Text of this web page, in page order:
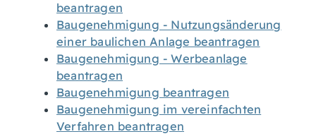
beantragen
Baugenehmigung - Nutzungsänderung
einer baulichen Anlage beantragen
Baugenehmigung - Werbeanlage
beantragen
Baugenehmigung beantragen
Baugenehmigung im vereinfachten
Verfahren beantragen